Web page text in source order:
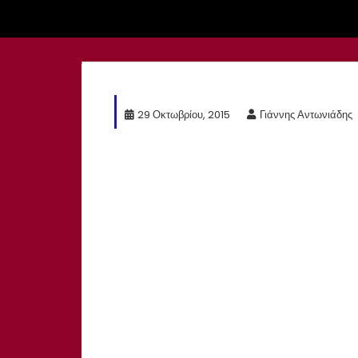
29 Οκτωβρίου, 2015 Γιάννης Αντωνιάδης